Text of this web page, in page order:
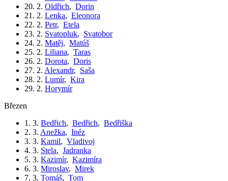
20. 2. Oldřich, Dorin
21. 2. Lenka, Eleonora
22. 2. Petr, Etela
23. 2. Svatopluk, Svatobor
24. 2. Matěj, Matúš
25. 2. Liliana, Taras
26. 2. Dorota, Doris
27. 2. Alexandr, Saša
28. 2. Lumír, Kira
29. 2. Horymír
březen
1. 3. Bedřich, Bedřich, Bedřiška
2. 3. Anežka, Inéz
3. 3. Kamil, Vladivoj
4. 3. Stela, Jadranka
5. 3. Kazimír, Kazimíra
6. 3. Miroslav, Mirek
7. 3. Tomáš, Tom